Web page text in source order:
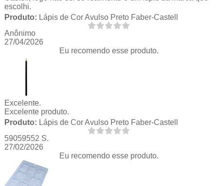
escolhi.
Produto: Lápis de Cor Avulso Preto Faber-Castell
Anônimo
27/04/2026
Eu recomendo esse produto.
Excelente.
Excelente produto.
Produto: Lápis de Cor Avulso Preto Faber-Castell
59059552 S.
27/02/2026
Eu recomendo esse produto.